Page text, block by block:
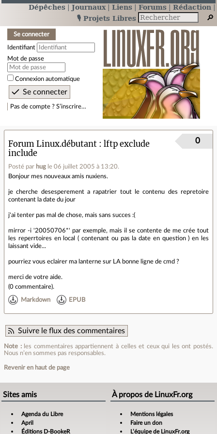
Dépêches Journaux Liens Forums
Rédaction
🎙️ Projets Libres
Se connecter
Identifiant
Mot de passe
Connexion automatique
Pas de compte ? S’inscrire…
Forum Linux.débutant
lftp exclude
include
Posté par hug le 06 juillet 2005 à 13:20.
0
Bonjour mes nouveaux amis nuxiens.
je cherche desesperement a rapatrier tout le contenu des repretoire
contenant la date du jour
j'ai tenter pas mal de chose, mais sans succes :(
mirror -i '20050706*' par exemple, mais il se contente de me crée tout
les reperrtoires en local ( contenant ou pas la date en question ) en les
laissant vide...
pourriez vous eclairer ma lanterne sur LA bonne ligne de cmd ?
merci de votre aide.
(0 commentaire).
Markdown EPUB
Suivre le flux des commentaires
Note :les commentaires appartiennent à celles et ceux qui les ont postés.
Nous n’en sommes pas responsables.
Revenir en haut de page
Sites amis
Agenda du Libre
April
Éditions D-BookeR
À propos de LinuxFr.org
Mentions légales
Faire un don
L’équipe de LinuxFr.org